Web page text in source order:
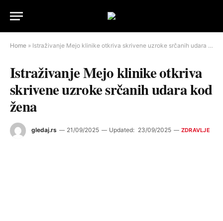
Home » Istraživanje Mejo klinike otkriva skrivene uzroke srčanih udara kod žena
Istraživanje Mejo klinike otkriva
skrivene uzroke srčanih udara kod
žena
gledaj.rs 21/09/2025 Updated: 23/09/2025 ZDRAVLJE